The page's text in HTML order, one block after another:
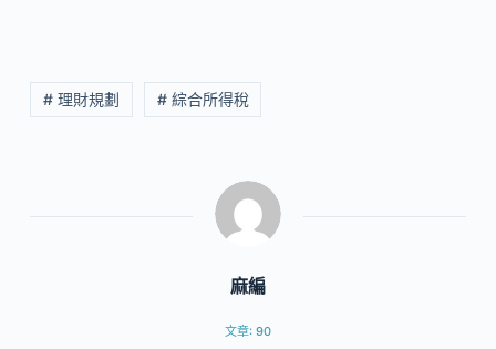
# 理財規劃 # 綜合所得稅
麻編
文章: 90